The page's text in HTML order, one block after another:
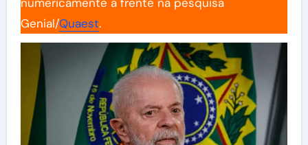
Genial/Quaest.